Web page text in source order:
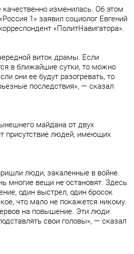
качественно изменилась. Об этом
1» заявил социолог Евгений
«ПолитНавигатора».
виток драмы. Если
в ближайшие сутки, то можно
они ее будут разогревать, то
последствия», — сказал
майдана от двух
присутствие людей, имеющих
люди, закаленные в войне.
многие вещи не остановят. Здесь
один выстрел, один бросок
что мало не покажется никому.
на повышение. Эти люди
свои головы», — сказал